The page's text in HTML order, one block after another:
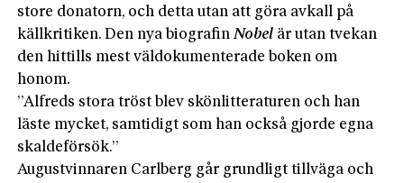
store donatorn, och detta utan att göra avkall på
källkritiken. Den nya biografinNobel är utan tvekan
den hittills mest väldokumenterade boken om
honom.
”Alfreds stora tröst blev skönlitteraturen och han
läste mycket, samtidigt som han också gjorde egna
skaldeförsök.”
Augustvinnaren Carlberg går grundligt tillväga och